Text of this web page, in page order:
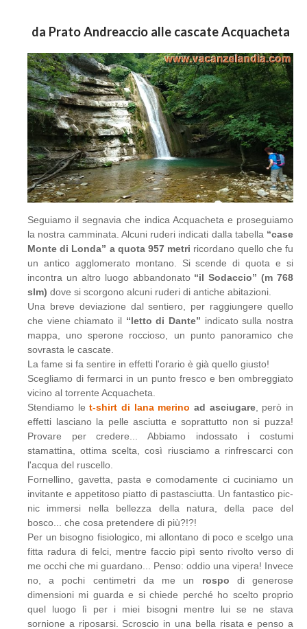
da Prato Andreaccio alle cascate Acquacheta
Seguiamo il segnavia che indica Acquacheta e proseguiamo
la nostra camminata. Alcuni ruderi indicati dalla tabella “case
Monte di Londa” a quota 957 metri ricordano quello che fu
un antico agglomerato montano. Si scende di quota e si
incontra un altro luogo abbandonato “il Sodaccio” (m 768
slm) dove si scorgono alcuni ruderi di antiche abitazioni.
Una breve deviazione dal sentiero, per raggiungere quello
che viene chiamato il “letto di Dante” indicato sulla nostra
mappa, uno sperone roccioso, un punto panoramico che
sovrasta le cascate.
La fame si fa sentire in effetti l'orario è già quello giusto!
Scegliamo di fermarci in un punto fresco e ben ombreggiato
vicino al torrente Acquacheta.
Stendiamo let-shirt di lana merino ad asciugare, però in
effetti lasciano la pelle asciutta e soprattutto non si puzza!
Provare per credere... Abbiamo indossato i costumi
stamattina, ottima scelta, così riusciamo a rinfrescarci con
l'acqua del ruscello.
Fornellino, gavetta, pasta e comodamente ci cuciniamo un
invitante e appetitoso piatto di pastasciutta. Un fantastico pic-
nic immersi nella bellezza della natura, della pace del
bosco... che cosa pretendere di più?!?!
Per un bisogno fisiologico, mi allontano di poco e scelgo una
fitta radura di felci, mentre faccio pipì sento rivolto verso di
me occhi che mi guardano... Penso: oddio una vipera! Invece
no, a pochi centimetri da me un rospo di generose
dimensioni mi guarda e si chiede perché ho scelto proprio
quel luogo lì per i miei bisogni mentre lui se ne stava
sornione a riposarsi. Scroscio in una bella risata e penso a